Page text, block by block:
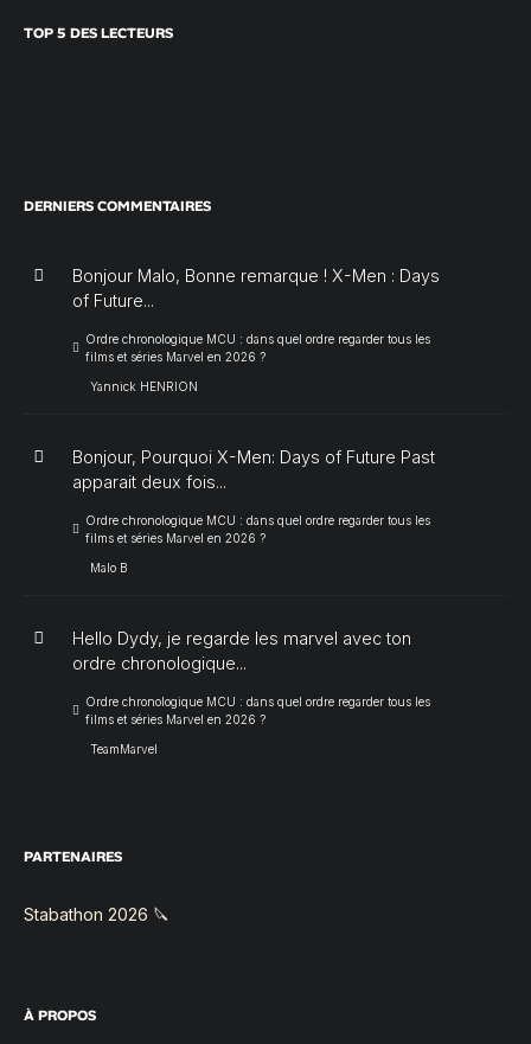
TOP 5 DES LECTEURS
DERNIERS COMMENTAIRES
Bonjour Malo, Bonne remarque ! X-Men : Days
of Future...
Ordre chronologique MCU : dans quel ordre regarder tous les
films et séries Marvel en 2026 ?
Yannick HENRION
Bonjour, Pourquoi X-Men: Days of Future Past
apparait deux fois...
Ordre chronologique MCU : dans quel ordre regarder tous les
films et séries Marvel en 2026 ?
Malo B
Hello Dydy, je regarde les marvel avec ton
ordre chronologique...
Ordre chronologique MCU : dans quel ordre regarder tous les
films et séries Marvel en 2026 ?
TeamMarvel
PARTENAIRES
Stabathon 2026 🔪
À PROPOS